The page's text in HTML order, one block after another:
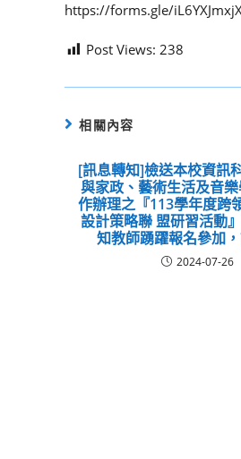
https://forms.gle/
Post Views: 238
相關內容
[訊息轉知]檢送本校資訊
與家政、藝術生活及音
作辦理之『113學年度跨
設計策略聯 盟研習活動
知教師踴躍報名參加
2024-07-26